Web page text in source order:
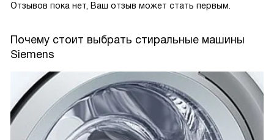
Отзывов пока нет, Ваш отзыв может стать первым.
Почему стоит выбрать стиральные машины
Siemens